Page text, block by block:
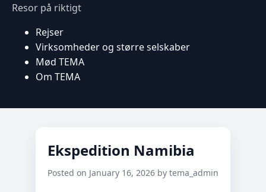
Resor på riktigt
Rejser
Virksomheder og større selskaber
Mød TEMA
Om TEMA
Ekspedition Namibia
Posted on January 16, 2026 by tema_admin